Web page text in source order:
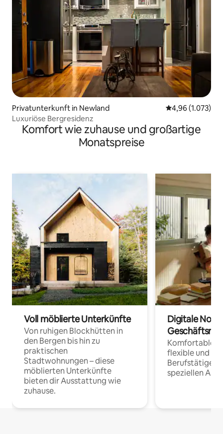
Privatunterkunft in Newland
4,96 (1.073)
Luxuriöse Bergresidenz
Komfort wie zuhause und großartige
Monatspreise
Voll möblierte Unterkünfte
Von ruhigen Blockhütten in
den Bergen bis hin zu
praktischen
Stadtwohnungen – diese
möblierten Unterkünfte
bieten dir Ausstattung wie
zuhause.
Digitale
Komfortable
flexible und
Berufstätige
speziellen